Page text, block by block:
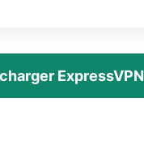
ExpressVPN